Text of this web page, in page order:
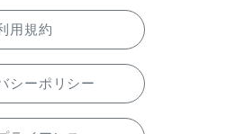
用規約
シーポリシー